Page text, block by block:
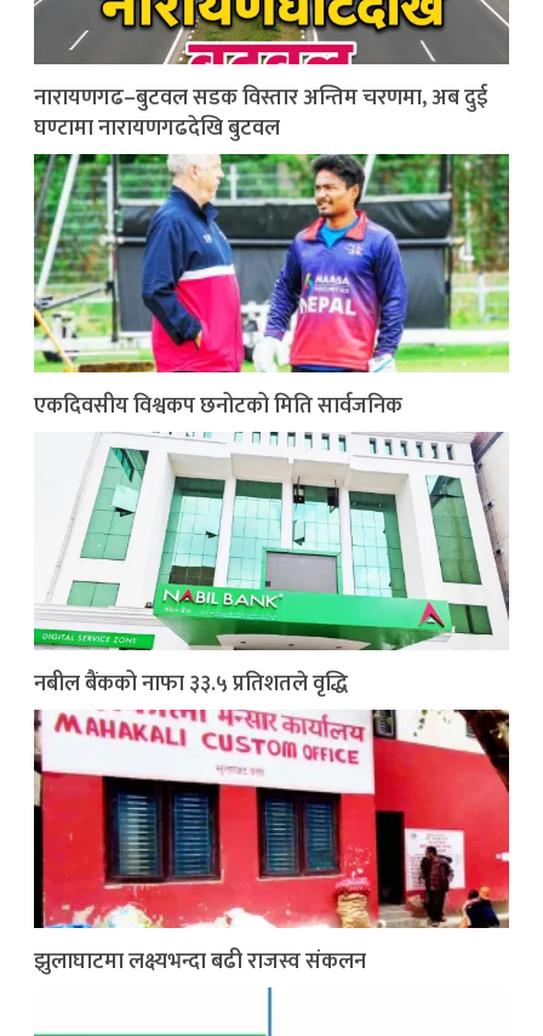
नारायणगढ–बुटवल सडक विस्तार अन्तिम चरणमा, अब दुई
घण्टामा नारायणगढदेखि बुटवल
एकदिवसीय विश्वकप छनोटको मिति सार्वजनिक
नबील बैंकको नाफा ३३.५ प्रतिशतले वृद्धि
झुलाघाटमा लक्ष्यभन्दा बढी राजस्व संकलन